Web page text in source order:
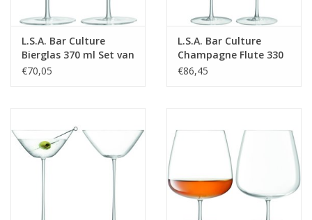
L.S.A. Bar Culture
Bierglas 370 ml Set van
2 Stuks
€70,05
L.S.A. Bar Culture
Champagne Flute 330
ml Set van 2 Stuks
€86,45